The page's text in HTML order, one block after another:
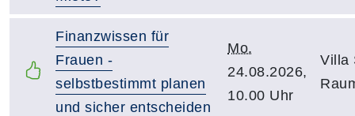
Finanzwissen für
Frauen -
selbstbestimmt planen
und sicher entscheiden
Mo.
24.08.2026,
10.00 Uhr
Villa